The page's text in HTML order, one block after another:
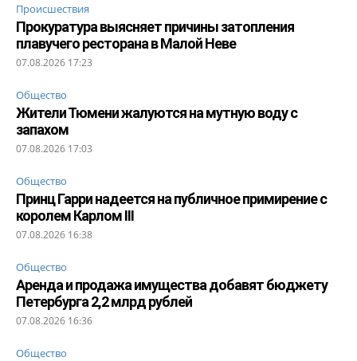
Происшествия
Прокуратура выясняет причины затопления
плавучего ресторана в Малой Неве
07.08.2026 17:23
Общество
Жители Тюмени жалуются на мутную воду с
запахом
07.08.2026 17:03
Общество
Принц Гарри надеется на публичное примирение с
королем Карлом III
07.08.2026 16:38
Общество
Аренда и продажа имущества добавят бюджету
Петербурга 2,2 млрд рублей
07.08.2026 16:36
Общество